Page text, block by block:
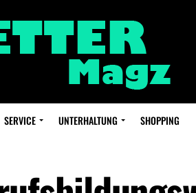
SERVICE UNTERHALTUNG SHOPPING